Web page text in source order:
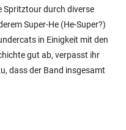
Spritztour durch diverse
Super-He (He-Super?)
in Einigkeit mit den
gut ab, verpasst ihr
dass der Band insgesamt